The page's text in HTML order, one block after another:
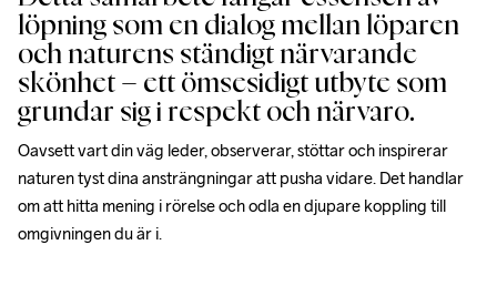
löpning som en dialog mellan löparen
och naturens ständigt närvarande
skönhet – ett ömsesidigt utbyte som
grundar sig i respekt och närvaro.
Oavsett vart din väg leder, observerar, stöttar och inspirerar
naturen tyst dina ansträngningar att pusha vidare. Det handlar
om att hitta mening i rörelse och odla en djupare koppling till
omgivningen du är i.